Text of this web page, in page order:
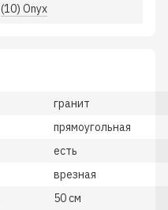
(10) Onyx
гранит
прямоугольная
есть
врезная
50 см